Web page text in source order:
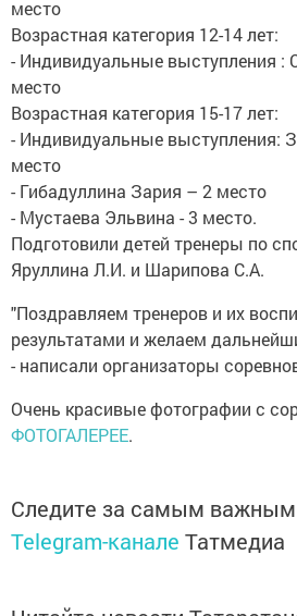
место
Возрастная категория 12-14 лет:
- Индивидуальные выступления :
место
Возрастная категория 15-17 лет:
​- Индивидуальные выступления:
место
​- Гибадуллина Зария – 2 место
- Мустаева Эльвина - 3 место.
Подготовили детей тренеры по
Яруллина Л.И. и Шарипова С.А.
"Поздравляем тренеров и их
результатами и желаем
- написали организаторы
Очень красивые фотографии с
ФОТОГАЛЕРЕЕ.
Следите за самым
Telegram-канале Татмедиа